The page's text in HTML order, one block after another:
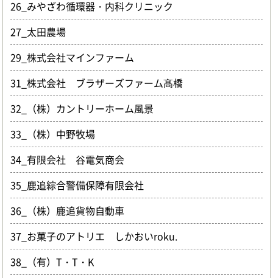
26_みやざわ循環器・内科クリニック
27_太田農場
29_株式会社マインファーム
31_株式会社 ブラザーズファーム髙橋
32_（株）カントリーホーム風景
33_（株）中野牧場
34_有限会社 谷電気商会
35_鹿追綜合警備保障有限会社
36_（株）鹿追貨物自動車
37_お菓子のアトリエ しかおいroku.
38_（有）T・T・K